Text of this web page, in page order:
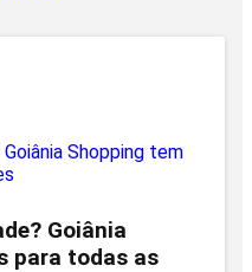
Goiânia
para todas as